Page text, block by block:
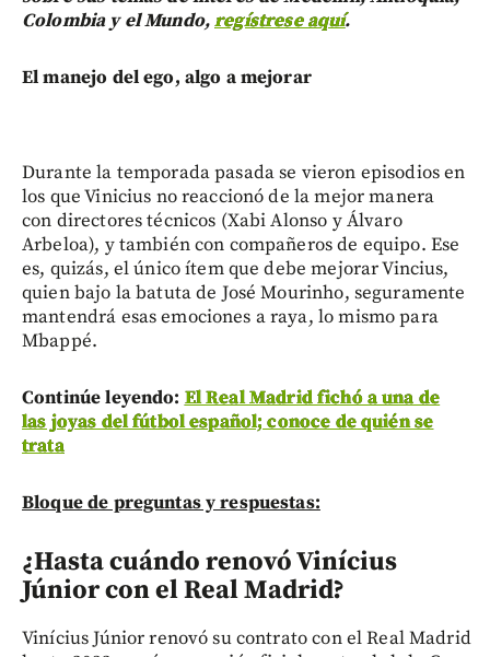
Colombia y el Mundo,regístrese aquí.
El manejo del ego, algo a mejorar
Durante la temporada pasada se vieron episodios en
los que Vinicius no reaccionó de la mejor manera
con directores técnicos (Xabi Alonso y Álvaro
Arbeloa), y también con compañeros de equipo. Ese
es, quizás, el único ítem que debe mejorar Vincius,
quien bajo la batuta de José Mourinho, seguramente
mantendrá esas emociones a raya, lo mismo para
Mbappé.
Continúe leyendo: El Real Madrid fichó a una de
las joyas del fútbol español; conoce de quién se
trata
Bloque de preguntas y respuestas:
¿Hasta cuándo renovó Vinícius
Júnior con el Real Madrid?
Vinícius Júnior renovó su contrato con el Real Madrid